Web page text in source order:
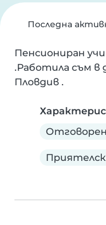
Последна
Пенсиониран
.Работила съм в
Пловдив .
Отговорен